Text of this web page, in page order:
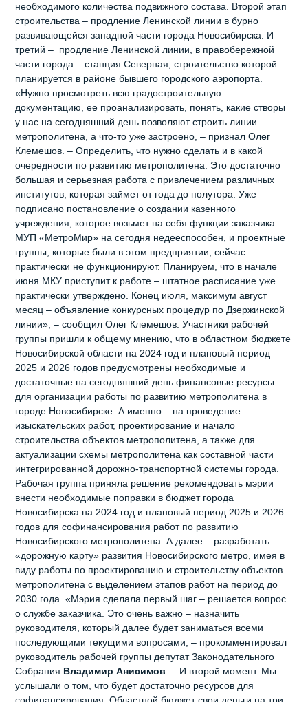
необходимого количества подвижного состава. Второй этап
строительства – продление Ленинской линии в бурно
развивающейся западной части города Новосибирска. И
третий – продление Ленинской линии, в правобережной
части города – станция Северная, строительство которой
планируется в районе бывшего городского аэропорта.
«Нужно просмотреть всю градостроительную
документацию, ее проанализировать, понять, какие створы
у нас на сегодняшний день позволяют строить линии
метрополитена, а что-то уже застроено, – признал Олег
Клемешов. – Определить, что нужно сделать и в какой
очередности по развитию метрополитена. Это достаточно
большая и серьезная работа с привлечением различных
институтов, которая займет от года до полутора. Уже
подписано постановление о создании казенного
учреждения, которое возьмет на себя функции заказчика.
МУП «МетроМир» на сегодня недееспособен, и проектные
группы, которые были в этом предприятии, сейчас
практически не функционируют. Планируем, что в начале
июня МКУ приступит к работе – штатное расписание уже
практически утверждено. Конец июля, максимум август
месяц – объявление конкурсных процедур по Дзержинской
линии», – сообщил Олег Клемешов. Участники рабочей
группы пришли к общему мнению, что в областном бюджете
Новосибирской области на 2024 год и плановый период
2025 и 2026 годов предусмотрены необходимые и
достаточные на сегодняшний день финансовые ресурсы
для организации работы по развитию метрополитена в
городе Новосибирске. А именно – на проведение
изыскательских работ, проектирование и начало
строительства объектов метрополитена, а также для
актуализации схемы метрополитена как составной части
интегрированной дорожно-транспортной системы города.
Рабочая группа приняла решение рекомендовать мэрии
внести необходимые поправки в бюджет города
Новосибирска на 2024 год и плановый период 2025 и 2026
годов для софинансирования работ по развитию
Новосибирского метрополитена. А далее – разработать
«дорожную карту» развития Новосибирского метро, имея в
виду работы по проектированию и строительству объектов
метрополитена с выделением этапов работ на период до
2030 года. «Мэрия сделала первый шаг – решается вопрос
о службе заказчика. Это очень важно – назначить
руководителя, который далее будет заниматься всеми
последующими текущими вопросами, – прокомментировал
руководитель рабочей группы депутат Законодательного
Собрания Владимир Анисимов. – И второй момент. Мы
услышали о том, что будет достаточно ресурсов для